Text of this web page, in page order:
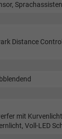
Distance
mit
Voll-LED